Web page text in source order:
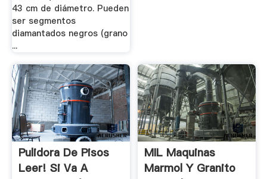
43 cm de diámetro. Pueden
ser segmentos
diamantados negros (grano
...
Pulidora De Pisos
Leer! Si Va A
MIL Maquinas
Marmol Y Granito